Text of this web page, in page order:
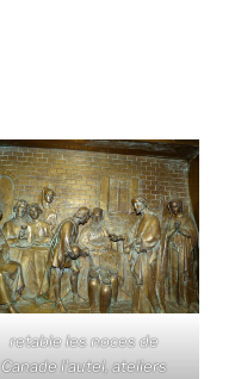
retable les noces de
Canade l'autel, ateliers